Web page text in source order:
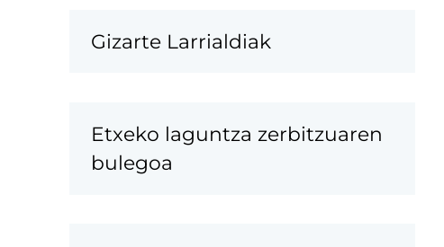
Gizarte Larrialdiak
Etxeko laguntza zerbitzuaren
bulegoa